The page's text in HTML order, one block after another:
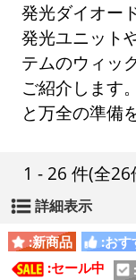
発光ダイオー
発光ユニット
テムのウィッ
ご紹介します
と万全の準備
1 - 26 件(全26
詳細表示
:新商品 :おす
:セール中